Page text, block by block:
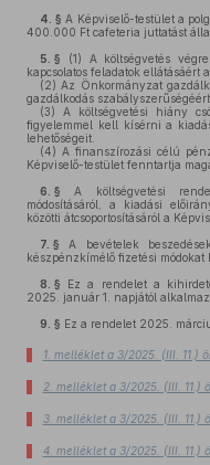
4. § A Képviselő-testület a
400.000 Ft cafeteria juttatást
5. § (1) A költségvetés
kapcsolatos feladatok ellátásáért
(2) Az Önkormányzat
gazdálkodás
(3) A költségvetési hiány
figyelemmel kell kísérni a
lehetőségeit.
(4) A finanszírozási célú
Képviselő-testület fenntartja
6. § A költségvetési
módosításáról, a kiadási
közötti átcsoportosításáról a
7. § A bevételek
készpénzkímélő fizetési
8. § Ez a rendelet a
2025. január 1. napjától
9. § Ez a rendelet 2025.
1. melléklet a 3/2025. (III. 11.)
2. melléklet a 3/2025. (III. 11.)
3. melléklet a 3/2025. (III. 11.)
4. melléklet a 3/2025. (III. 11.)